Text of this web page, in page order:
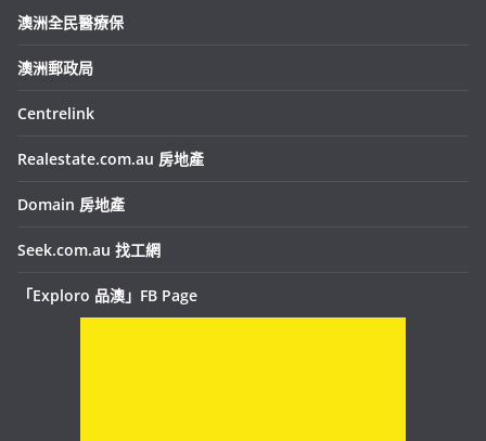
澳洲全民醫療保
澳洲郵政局
Centrelink
Realestate.com.au 房地產
Domain 房地產
Seek.com.au 找工網
「Exploro 品澳」FB Page